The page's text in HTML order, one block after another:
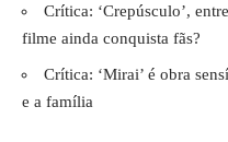
Crítica: ‘Crepúsculo’,
filme ainda conquista fãs?
Crítica: ‘Mirai’ é obra
e a família